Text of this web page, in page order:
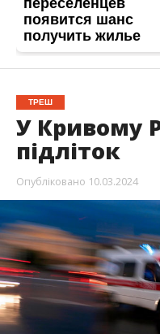
ТРЕШ
У Кривому
підліток
Опубліковано 10.03.2024